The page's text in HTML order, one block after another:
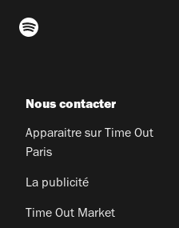
Nous contacter
Apparaitre sur Time Out
Paris
La publicité
Time Out Market